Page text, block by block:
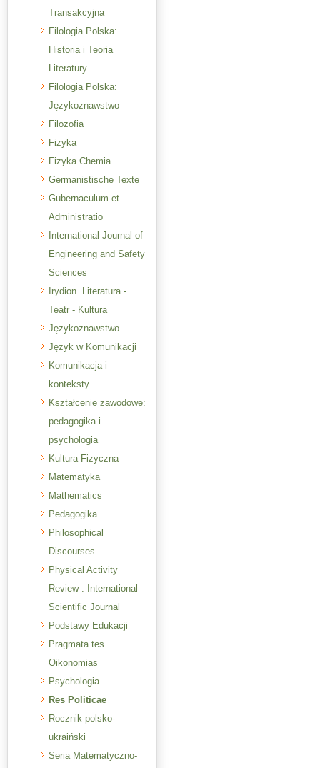
Transakcyjna
Filologia Polska:
Historia i Teoria
Literatury
Filologia Polska:
Językoznawstwo
Filozofia
Fizyka
Fizyka.Chemia
Germanistische Texte
Gubernaculum et
Administratio
International Journal of
Engineering and Safety
Sciences
Irydion. Literatura -
Teatr - Kultura
Językoznawstwo
Język w Komunikacji
Komunikacja i
konteksty
Kształcenie zawodowe:
pedagogika i
psychologia
Kultura Fizyczna
Matematyka
Mathematics
Pedagogika
Philosophical
Discourses
Physical Activity
Review : International
Scientific Journal
Podstawy Edukacji
Pragmata tes
Oikonomias
Psychologia
Res Politicae
Rocznik polsko-
ukraiński
Seria Matematyczno-